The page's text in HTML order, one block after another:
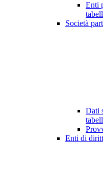
Enti
Società
Dati
Enti di